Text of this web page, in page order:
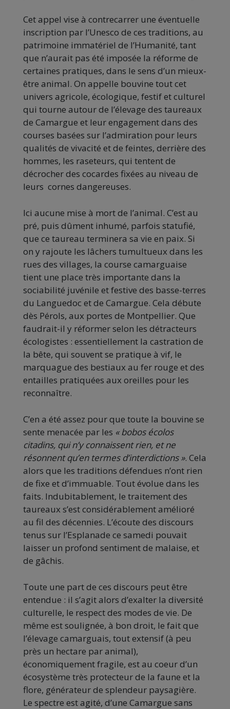
Cet appel vise à contrecarrer une éventuelle
inscription par l’Unesco de ces traditions, au
patrimoine immatériel de l’Humanité, tant
que n’aurait pas été imposée la réforme de
certaines pratiques, dans le sens d’un mieux-
être animal. On appelle bouvine tout cet
univers agricole, écologique, festif et culturel
qui tourne autour de l’élevage des taureaux
de Camargue et leur engagement dans des
courses basées sur l’admiration pour leurs
qualités de vivacité et de feintes, derrière des
hommes, les raseteurs, qui tentent de
décrocher des cocardes fixées au niveau de
leurs cornes dangereuses.
Ici aucune mise à mort de l’animal. C’est au
pré, puis dûment inhumé, parfois statufié,
que ce taureau terminera sa vie en paix. Si
on y rajoute les lâchers tumultueux dans les
rues des villages, la course camarguaise
tient une place très importante dans la
sociabilité juvénile et festive des basse-terres
du Languedoc et de Camargue. Cela débute
dès Pérols, aux portes de Montpellier. Que
faudrait-il y réformer selon les détracteurs
écologistes : essentiellement la castration de
la bête, qui souvent se pratique à vif, le
marquague des bestiaux au fer rouge et des
entailles pratiquées aux oreilles pour les
reconnaître.
C’en a été assez pour que toute la bouvine se
sente menacée par les « bobos écolos
citadins, qui n’y connaissent rien, et ne
résonnent qu’en termes d’interdictions ». Cela
alors que les traditions défendues n’ont rien
de fixe et d’immuable. Tout évolue dans les
faits. Indubitablement, le traitement des
taureaux s’est considérablement amélioré
au fil des décennies. L’écoute des discours
tenus sur l’Esplanade ce samedi pouvait
laisser un profond sentiment de malaise, et
de gâchis.
Toute une part de ces discours peut être
entendue : il s’agit alors d’exalter la diversité
culturelle, le respect des modes de vie. De
même est soulignée, à bon droit, le fait que
l’élevage camarguais, tout extensif (à peu
près un hectare par animal),
économiquement fragile, est au coeur d’un
écosystème très protecteur de la faune et la
flore, générateur de splendeur paysagière.
Le spectre est agité, d’une Camargue sans